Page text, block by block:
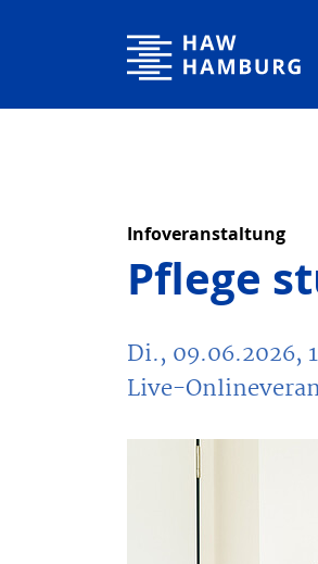
Hochschule für Angewandte
Infoveranstaltung
Pflege
Di., 09.06.2026,
Live-